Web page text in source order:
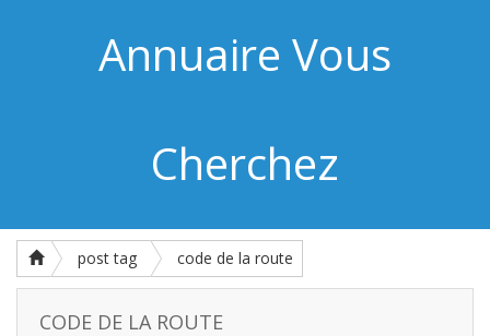
Annuaire Vous
Cherchez
post tag code de la route
CODE DE LA ROUTE